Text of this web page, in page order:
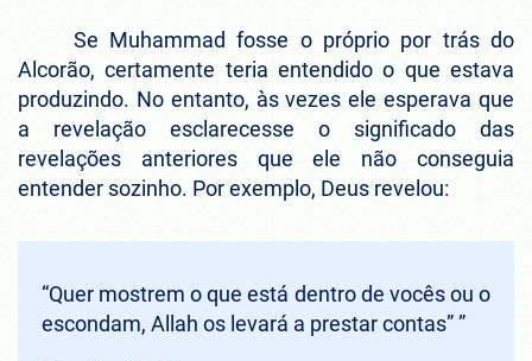
Se Muhammad fosse o próprio por trás do
Alcorão, certamente teria entendido o que estava
produzindo. No entanto, às vezes ele esperava que
a revelação esclarecesse o significado das
revelações anteriores que ele não conseguia
entender sozinho. Por exemplo, Deus revelou:
“Quer mostrem o que está dentro de vocês ou o
escondam, Allah os levará a prestar contas” ”